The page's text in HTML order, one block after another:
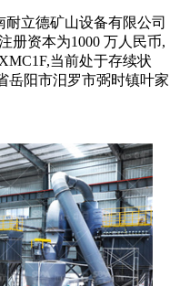
耐立德矿山设备有限公司
册资本为1000 万人民币,
当前处于存续状
岳阳市汨罗市弼时镇叶家